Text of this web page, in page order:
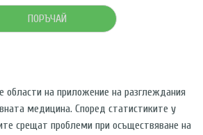
ПОРЪЧАЙ
области на приложение на разглеждания
медицина. Според статистиките у
срещат проблеми при осъществяване на